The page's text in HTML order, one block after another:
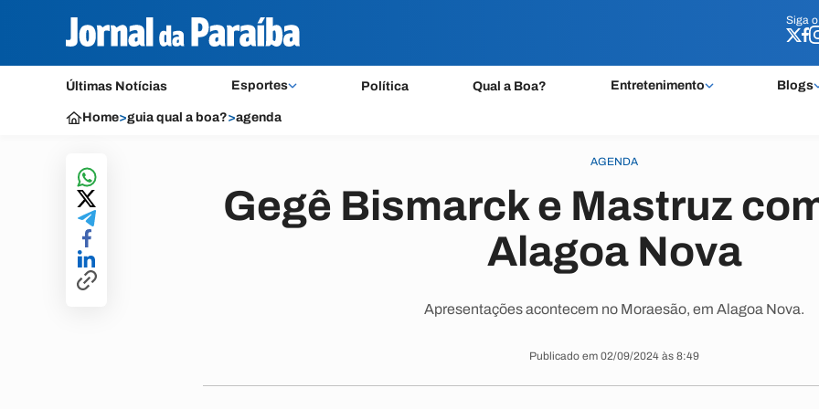
Siga o
Últimas Notícias Esportes Política Qual a Boa? Entretenimento Blogs
Siga o
Home>guia qual a boa?>agenda
AGENDA
Gegê Bismarck e Mastruz
Alagoa Nova
Apresentações acontecem no Moraesão, em Alagoa Nova.
Publicado em 02/09/2024 às 8:49